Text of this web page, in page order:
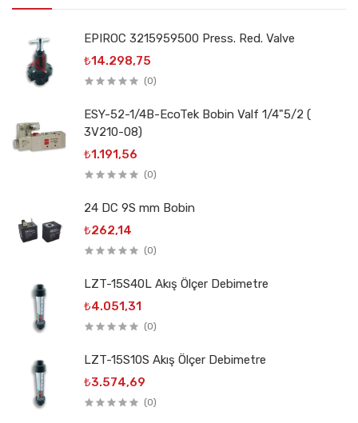
EPIROC 3215959500 Press. Red. Valve
₺14.298,75
(0)
ESY-52-1/4B-EcoTek Bobin Valf 1/4"5/2 (
3V210-08)
₺1.191,56
(0)
24 DC 9S mm Bobin
₺262,14
(0)
LZT-15S40L Akış Ölçer Debimetre
₺4.051,31
(0)
LZT-15S10S Akış Ölçer Debimetre
₺3.574,69
(0)